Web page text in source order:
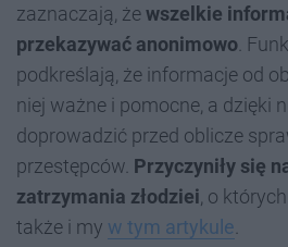
zaznaczają, żewszelkie
przekazywać anonimowo .
podkreślają, że informacje od
niej ważne i pomocne, a dzięki
doprowadzić przed oblicze
przestępców. Przyczyniły się
zatrzymania złodziei , o
także i my w tym artykule